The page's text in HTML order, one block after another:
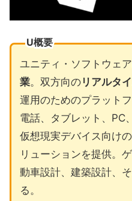
U概要
ユニティ・ソフトウェ
業。双方向のリアルタ
運用のためのプラット
電話、タブレット、PC
仮想現実デバイス向け
リューションを提供。
動車設計、建築設計、
る。